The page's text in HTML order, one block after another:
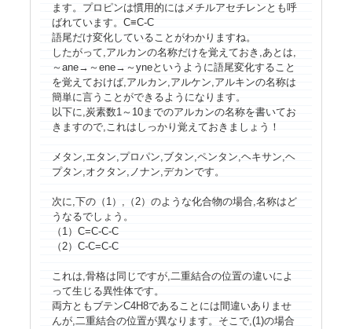
ます。プロピンは慣用的にはメチルアセチレンとも呼
ばれています。C≡C-C
語尾だけ変化していることがわかりますね。
したがって,アルカンの名称だけを覚えておき,あとは,
～ane→～ene→～yneというように語尾変化すること
を覚えておけば,アルカン,アルケン,アルキンの名称は
簡単に言うことができるようになります。
以下に,炭素数1～10までのアルカンの名称を書いてお
きますので,これはしっかり覚えておきましょう！
メタン,エタン,プロパン,ブタン,ペンタン,ヘキサン,ヘ
プタン,オクタン,ノナン,デカンです。
次に,下の（1）,（2）のような化合物の場合,名称はど
うなるでしょう。
（1）C=C-C-C
（2）C-C=C-C
これは,骨格は同じですが,二重結合の位置の違いによ
って生じる異性体です。
両方ともブテンC4H8であることには間違いありませ
んが,二重結合の位置が異なります。そこで,(1)の場合